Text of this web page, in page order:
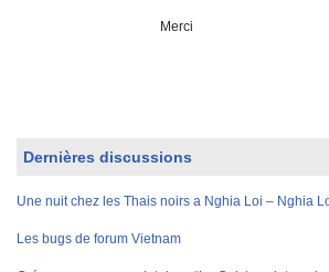
Merci
Dernières discussions
Une nuit chez les Thais noirs a Nghia Loi – Nghia
Les bugs de forum Vietnam